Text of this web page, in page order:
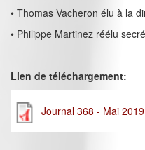
• Thomas Vacheron élu à la
• Philippe Martinez réélu
Lien de téléchargement:
Journal 368 - Mai